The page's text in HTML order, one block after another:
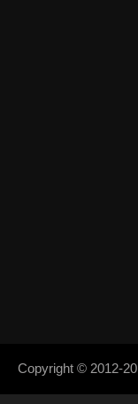
Copyright © 2012-